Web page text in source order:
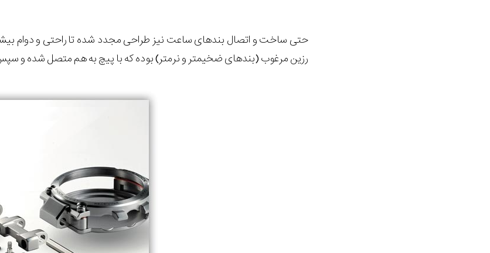
حتی ساخت و اتصال بند‌های ساعت نیز طراحی مجدد شده تا راحتی و دوام
رزین مرغوب (بندهای ضخیمتر و نرمتر) بوده که با پیچ به هم متصل شده و